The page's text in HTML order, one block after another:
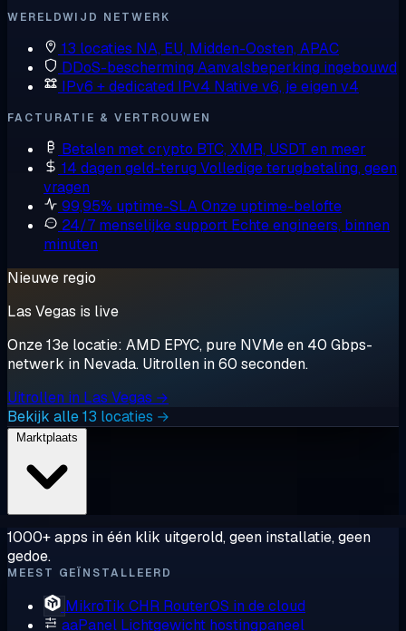
WERELDWIJD NETWERK
13 locaties NA, EU, Midden-Oosten, APAC
DDoS-bescherming Aanvalsbeperking ingebouwd
IPv6 + dedicated IPv4 Native v6, je eigen v4
FACTURATIE & VERTROUWEN
Betalen met crypto BTC, XMR, USDT en meer
14 dagen geld-terug Volledige terugbetaling, geen
vragen
99,95% uptime-SLAOnze uptime-belofte
24/7 menselijke support Echte engineers, binnen
minuten
Nieuwe regio
Las Vegas is live
Onze 13e locatie: AMD EPYC, pure NVMe en 40 Gbps-
netwerk in Nevada. Uitrollen in 60 seconden.
Uitrollen in Las Vegas →
Bekijk alle 13 locaties →
1000+ apps in één klik uitgerold, geen installatie, geen
gedoe.
MEEST GEÏNSTALLEERD
MikroTik CHR RouterOS in de cloud
aaPanel Lichtgewicht hostingpaneel